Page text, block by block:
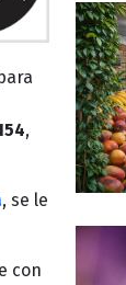
,
, se le
con